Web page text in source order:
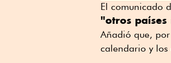
El comunicado
"otros países
Añadió que,
calendario y los